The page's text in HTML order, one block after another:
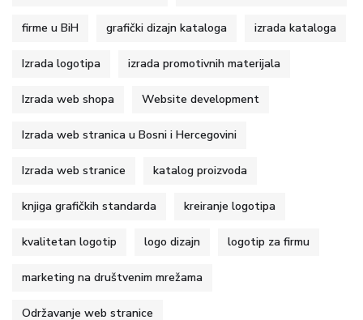
firme u BiH grafički dizajn kataloga izrada kataloga
Izrada logotipa izrada promotivnih materijala
Izrada web shopa Website development
Izrada web stranica u Bosni i Hercegovini
Izrada web stranice katalog proizvoda
knjiga grafičkih standarda kreiranje logotipa
kvalitetan logotip logo dizajn logotip za firmu
marketing na društvenim mrežama
Održavanje web stranice